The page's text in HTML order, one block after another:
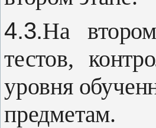
4.3.На
тестов,
уровня
предметам.